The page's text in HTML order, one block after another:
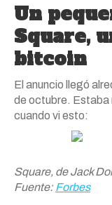
Un
Square,
bitcoin
El anuncio llegó
de octubre. Estaba
cuando vi esto:
Square, de Jack
Fuente: Forbes